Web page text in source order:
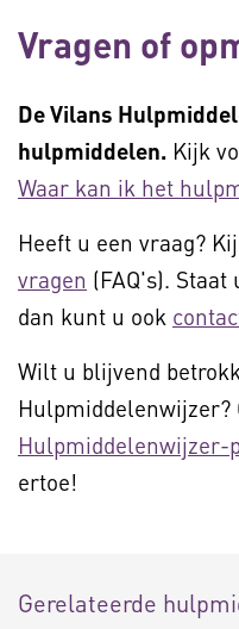
Vragen of
De Vilans
hulpmiddelen. Kijk
Waar kan ik het
Heeft u een vraag?
vragen (FAQ's).
dan kunt u ook
Wilt u blijvend
Hulpmiddelenwijzer?
Hulpmiddelenwijzer-
ertoe!
Gerelateerde